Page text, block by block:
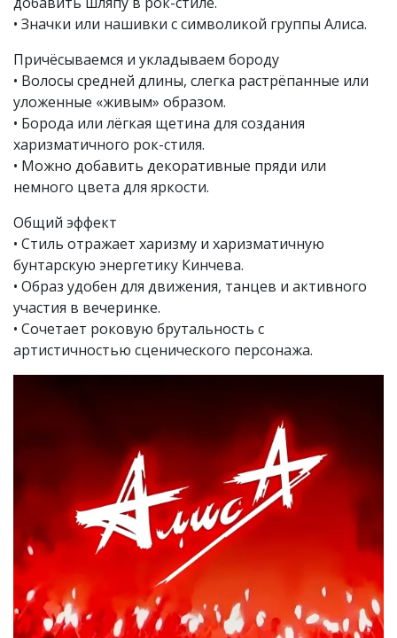
• Значки или нашивки с символикой группы Алиса.
Причёсываемся и укладываем бороду
• Волосы средней длины, слегка растрёпанные или
уложенные «живым» образом.
• Борода или лёгкая щетина для создания
харизматичного рок-стиля.
• Можно добавить декоративные пряди или
немного цвета для яркости.
Общий эффект
• Стиль отражает харизму и харизматичную
бунтарскую энергетику Кинчева.
• Образ удобен для движения, танцев и активного
участия в вечеринке.
• Сочетает роковую брутальность с
артистичностью сценического персонажа.